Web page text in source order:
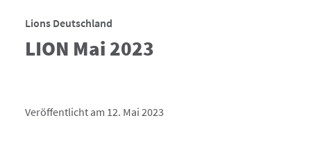
Lions Deutschland
LION Mai 2023
Veröffentlicht am 12. Mai 2023